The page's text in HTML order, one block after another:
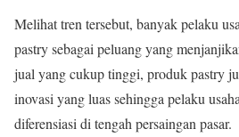
Melihat tren tersebut, banyak pelaku
pastry sebagai peluang yang
jual yang cukup tinggi, produk pastry
inovasi yang luas sehingga pelaku
diferensiasi di tengah persaingan pasar.